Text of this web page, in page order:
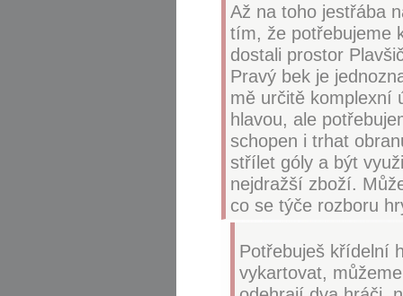
Až na toho jestřába
tím, že potřebujeme
dostali prostor
Pravý bek je
mě určitě komplexní
hlavou, ale
schopen i trhat
střílet góly a být
nejdražší zboží.
co se týče rozboru
Potřebuješ křídelní
vykartovat,